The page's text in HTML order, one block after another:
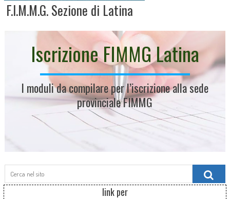
F.I.M.M.G. Sezione di Latina
Iscrizione FIMMG Latina
I moduli da compilare per l’iscrizione alla sede
provinciale FIMMG
Search
for:
link per